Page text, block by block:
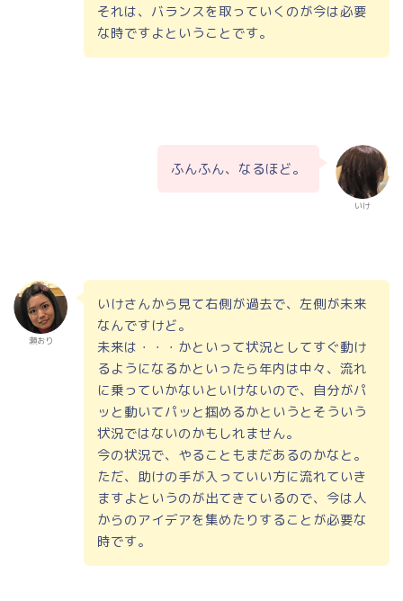
それは、バランスを取っていくのが今は必要
な時ですよということです。
いけ
ふんふん、なるほど。
瀬おり
いけさんから見て右側が過去で、左側が未来
なんですけど。
未来は・・・かといって状況としてすぐ動け
るようになるかといったら年内は中々、流れ
に乗っていかないといけないので、自分がパ
ッと動いてパッと掴めるかというとそういう
状況ではないのかもしれません。
今の状況で、やることもまだあるのかなと。
ただ、助けの手が入っていい方に流れていき
ますよというのが出てきているので、今は人
からのアイデアを集めたりすることが必要な
時です。